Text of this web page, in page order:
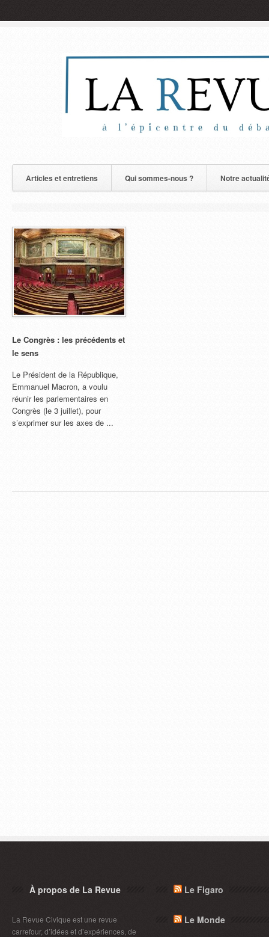
Articles et entretiens Qui sommes-nous ? Notre
Le Congrès : les précédents et
le sens
Le Président de la République,
Emmanuel Macron, a voulu
réunir les parlementaires en
Congrès (le 3 juillet), pour
s’exprimer sur les axes de ...
À propos de La Revue
La Revue Civique est une revue
carrefour, d’idées et d’expériences, de
Le Figaro
Le Monde